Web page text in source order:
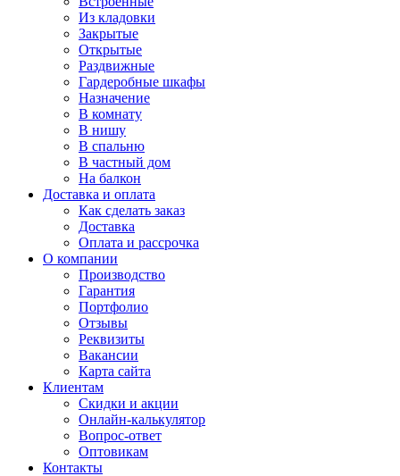
Из кладовки
Закрытые
Открытые
Раздвижные
Гардеробные шкафы
Назначение
В комнату
В нишу
В спальню
В частный дом
На балкон
Доставка и оплата
Как сделать заказ
Доставка
Оплата и рассрочка
О компании
Производство
Гарантия
Портфолио
Отзывы
Реквизиты
Вакансии
Карта сайта
Клиентам
Скидки и акции
Онлайн-калькулятор
Вопрос-ответ
Оптовикам
Контакты